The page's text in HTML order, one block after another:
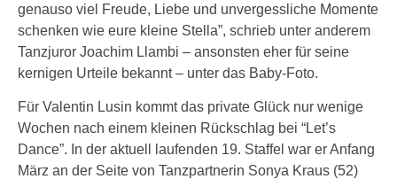
genauso viel Freude, Liebe und unvergessliche Momente
schenken wie eure kleine Stella”, schrieb unter anderem
Tanzjuror Joachim Llambi – ansonsten eher für seine
kernigen Urteile bekannt – unter das Baby-Foto.
Für Valentin Lusin kommt das private Glück nur wenige
Wochen nach einem kleinen Rückschlag bei “Let’s
Dance”. In der aktuell laufenden 19. Staffel war er Anfang
März an der Seite von Tanzpartnerin Sonya Kraus (52)